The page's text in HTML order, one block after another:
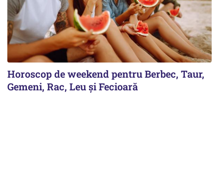
Horoscop de weekend pentru Berbec, Taur,
Gemeni, Rac, Leu și Fecioară